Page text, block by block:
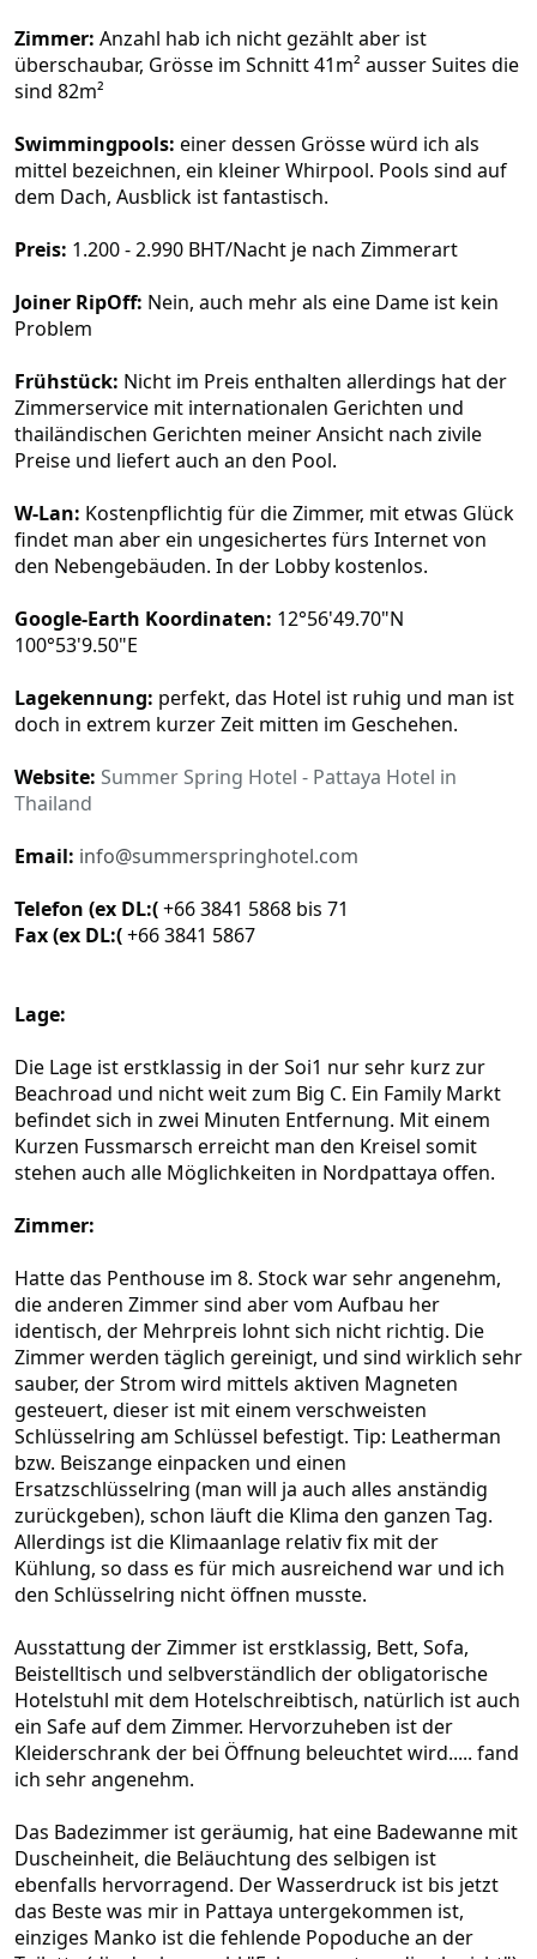
Zimmer: Anzahl hab ich nicht gezählt aber ist
überschaubar, Grösse im Schnitt 41m² ausser Suites die
sind 82m²
Swimmingpools: einer dessen Grösse würd ich als
mittel bezeichnen, ein kleiner Whirpool. Pools sind auf
dem Dach, Ausblick ist fantastisch.
Preis: 1.200 - 2.990 BHT/Nacht je nach Zimmerart
Joiner RipOff: Nein, auch mehr als eine Dame ist kein
Problem
Frühstück: Nicht im Preis enthalten allerdings hat der
Zimmerservice mit internationalen Gerichten und
thailändischen Gerichten meiner Ansicht nach zivile
Preise und liefert auch an den Pool.
W-Lan: Kostenpflichtig für die Zimmer, mit etwas Glück
findet man aber ein ungesichertes fürs Internet von
den Nebengebäuden. In der Lobby kostenlos.
Google-Earth Koordinaten: 12°56'49.70"N
100°53'9.50"E
Lagekennung: perfekt, das Hotel ist ruhig und man ist
doch in extrem kurzer Zeit mitten im Geschehen.
Website: Summer Spring Hotel - Pattaya Hotel in
Thailand
Email: info@summerspringhotel.com
Telefon (ex DL:(+66 3841 5868 bis 71
Fax (ex DL:(+66 3841 5867
Lage:
Die Lage ist erstklassig in der Soi1 nur sehr kurz zur
Beachroad und nicht weit zum Big C. Ein Family Markt
befindet sich in zwei Minuten Entfernung. Mit einem
Kurzen Fussmarsch erreicht man den Kreisel somit
stehen auch alle Möglichkeiten in Nordpattaya offen.
Zimmer:
Hatte das Penthouse im 8. Stock war sehr angenehm,
die anderen Zimmer sind aber vom Aufbau her
identisch, der Mehrpreis lohnt sich nicht richtig. Die
Zimmer werden täglich gereinigt, und sind wirklich sehr
sauber, der Strom wird mittels aktiven Magneten
gesteuert, dieser ist mit einem verschweisten
Schlüsselring am Schlüssel befestigt. Tip: Leatherman
bzw. Beiszange einpacken und einen
Ersatzschlüsselring (man will ja auch alles anständig
zurückgeben), schon läuft die Klima den ganzen Tag.
Allerdings ist die Klimaanlage relativ fix mit der
Kühlung, so dass es für mich ausreichend war und ich
den Schlüsselring nicht öffnen musste.
Ausstattung der Zimmer ist erstklassig, Bett, Sofa,
Beistelltisch und selbverständlich der obligatorische
Hotelstuhl mit dem Hotelschreibtisch, natürlich ist auch
ein Safe auf dem Zimmer. Hervorzuheben ist der
Kleiderschrank der bei Öffnung beleuchtet wird..... fand
ich sehr angenehm.
Das Badezimmer ist geräumig, hat eine Badewanne mit
Duscheinheit, die Beläuchtung des selbigen ist
ebenfalls hervorragend. Der Wasserdruck ist bis jetzt
das Beste was mir in Pattaya untergekommen ist,
einziges Manko ist die fehlende Popoduche an der